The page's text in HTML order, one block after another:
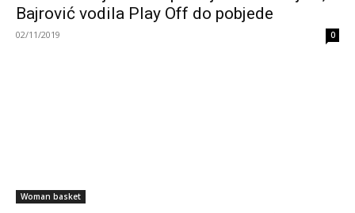
Bajrović vodila Play Off do pobjede
02/11/2019 0
Woman basket